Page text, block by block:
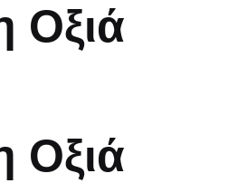
Οξιά
Οξιά